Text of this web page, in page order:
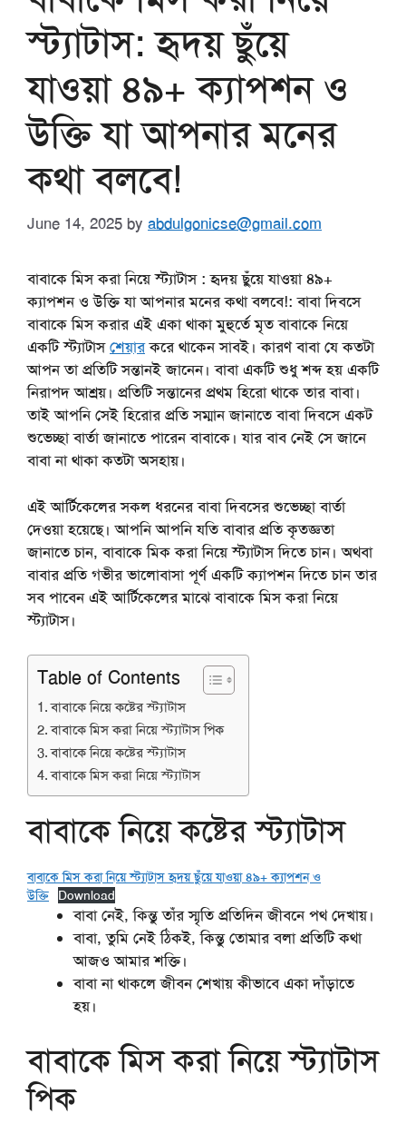
স্ট্যাটাস: হৃদয় ছুঁয়ে
যাওয়া ৪৯+ ক্যাপশন ও
উক্তি যা আপনার মনের
কথা বলবে!
June 14, 2025 by abdulgonicse@gmail.com
বাবাকে মিস করা নিয়ে স্ট্যাটাস : হৃদয় ছুঁয়ে যাওয়া ৪৯+
ক্যাপশন ও উক্তি যা আপনার মনের কথা বলবে!: বাবা দিবসে
বাবাকে মিস করার এই একা থাকা মুহুর্তে মৃত বাবাকে নিয়ে
একটি স্ট্যাটাসশেয়ারকরে থাকেন সাবই। কারণ বাবা যে কতটা
আপন তা প্রতিটি সন্তানই জানেন। বাবা একটি শুধু শব্দ হয় একটি
নিরাপদ আশ্রয়। প্রতিটি সন্তানের প্রথম হিরো থাকে তার বাবা।
তাই আপনি সেই হিরোর প্রতি সম্মান জানাতে বাবা দিবসে একট
শুভেচ্ছা বার্তা জানাতে পারেন বাবাকে। যার বাব নেই সে জানে
বাবা না থাকা কতটা অসহায়।
এই আর্টিকেলের সকল ধরনের বাবা দিবসের শুভেচ্ছা বার্তা
দেওয়া হয়েছে। আপনি আপনি যতি বাবার প্রতি কৃতজ্ঞতা
জানাতে চান, বাবাকে মিক করা নিয়ে স্ট্যাটাস দিতে চান। অথবা
বাবার প্রতি গভীর ভালোবাসা পূর্ণ একটি ক্যাপশন দিতে চান তার
সব পাবেন এই আর্টিকেলের মাঝে বাবাকে মিস করা নিয়ে
স্ট্যাটাস।
Table of Contents
বাবাকে নিয়ে কষ্টের স্ট্যাটাস
বাবাকে মিস করা নিয়ে স্ট্যাটাস পিক
বাবাকে নিয়ে কষ্টের স্ট্যাটাস
বাবাকে মিস করা নিয়ে স্ট্যাটাস
বাবাকে নিয়ে কষ্টের স্ট্যাটাস
বাবাকে মিস করা নিয়ে স্ট্যাটাস হৃদয় ছুঁয়ে যাওয়া ৪৯+ ক্যাপশন ও
উক্তি
Download
বাবা নেই, কিন্তু তাঁর স্মৃতি প্রতিদিন জীবনে পথ দেখায়।
বাবা, তুমি নেই ঠিকই, কিন্তু তোমার বলা প্রতিটি কথা
আজও আমার শক্তি।
বাবা না থাকলে জীবন শেখায় কীভাবে একা দাঁড়াতে
হয়।
বাবাকে মিস করা নিয়ে স্ট্যাটাস
পিক